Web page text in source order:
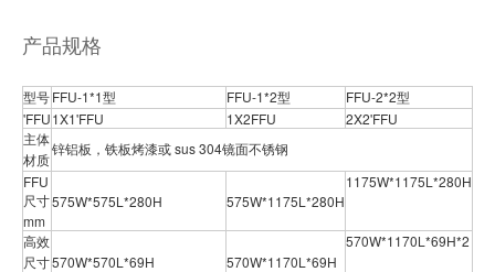
产品规格
型号FFU-1*1型 FFU-1*2型
FFU-2*2型
'FFU1X1'FFU 1X2FFU
2X2'FFU
主体
材质
锌铝板，铁板烤漆或 sus 304镜面不锈钢
FFU
尺寸
mm
575W*575L*280H 575W*1175L*280H
1175W*1175L*280H
高效
尺寸570W*570L*69H 570W*1170L*69H
570W*1170L*69H*2